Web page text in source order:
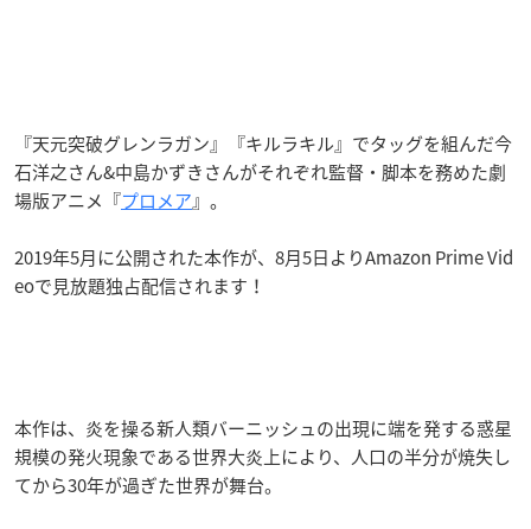
『天元突破グレンラガン』『キルラキル』でタッグを組んだ今
石洋之さん&中島かずきさんがそれぞれ監督・脚本を務めた劇
場版アニメ『プロメア』。
2019年5月に公開された本作が、8月5日よりAmazon Prime Vid
eoで見放題独占配信されます！
本作は、炎を操る新人類バーニッシュの出現に端を発する惑星
規模の発火現象である世界大炎上により、人口の半分が焼失し
てから30年が過ぎた世界が舞台。